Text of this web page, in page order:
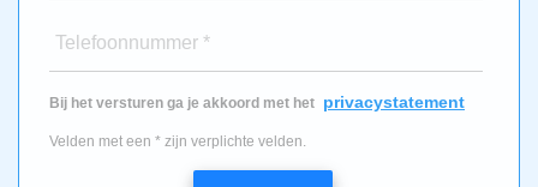
Telefoonnummer *
Bij het versturen ga je akkoord met het privacystatement
Velden met een * zijn verplichte velden.